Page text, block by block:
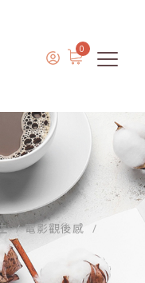
0
電影觀後感